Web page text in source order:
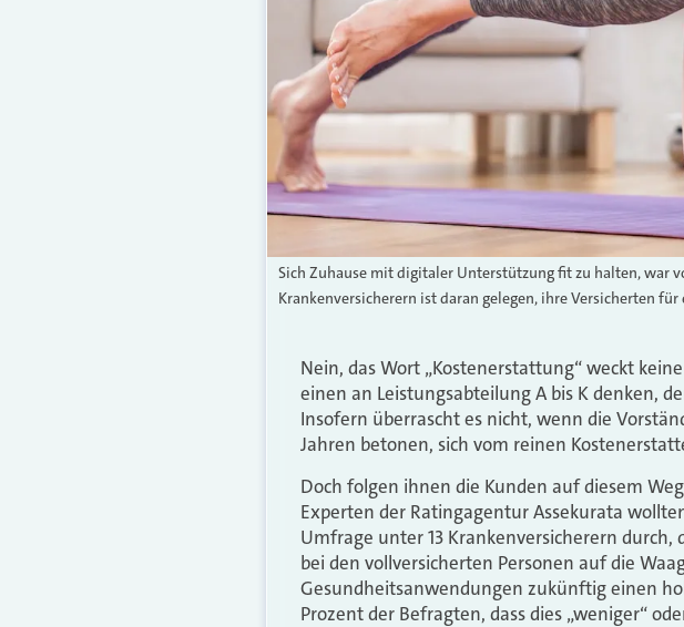
Sich Zuhause mit digitaler Unterstützung fit zu halten, war
Krankenversicherern ist daran gelegen, ihre Versicherten
Nein, das Wort „Kostenerstattung“ weckt
einen an Leistungsabteilung A bis K denken,
Insofern überrascht es nicht, wenn die
Jahren betonen, sich vom reinen
Doch folgen ihnen die Kunden auf diesem
Experten der Rating­agentur Assekurata
Umfrage unter 13 Krankenversicherern
bei den vollversicherten Personen auf die
Gesundheitsanwendungen zukünftig einen
Prozent der Befragten, dass dies „weniger“